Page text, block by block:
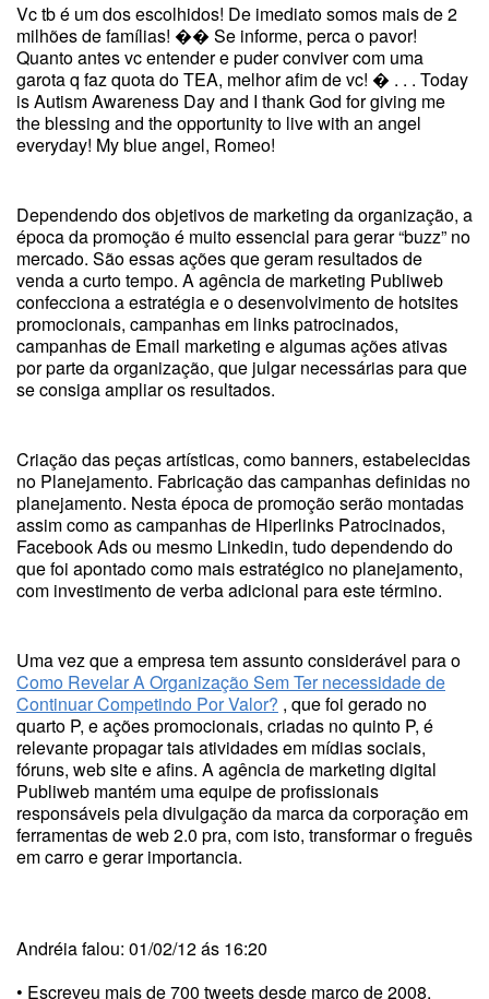
Vc tb é um dos escolhidos! De imediato somos mais de 2
milhões de famílias! �� Se informe, perca o pavor!
Quanto antes vc entender e puder conviver com uma
garota q faz quota do TEA, melhor afim de vc! � . . . Today
is Autism Awareness Day and I thank God for giving me
the blessing and the opportunity to live with an angel
everyday! My blue angel, Romeo!
Dependendo dos objetivos de marketing da organização, a
época da promoção é muito essencial para gerar “buzz” no
mercado. São essas ações que geram resultados de
venda a curto tempo. A agência de marketing Publiweb
confecciona a estratégia e o desenvolvimento de hotsites
promocionais, campanhas em links patrocinados,
campanhas de Email marketing e algumas ações ativas
por parte da organização, que julgar necessárias para que
se consiga ampliar os resultados.
Criação das peças artísticas, como banners, estabelecidas
no Planejamento. Fabricação das campanhas definidas no
planejamento. Nesta época de promoção serão montadas
assim como as campanhas de Hiperlinks Patrocinados,
Facebook Ads ou mesmo Linkedin, tudo dependendo do
que foi apontado como mais estratégico no planejamento,
com investimento de verba adicional para este término.
Uma vez que a empresa tem assunto considerável para o
Como Revelar A Organização Sem Ter necessidade de
Continuar Competindo Por Valor? , que foi gerado no
quarto P, e ações promocionais, criadas no quinto P, é
relevante propagar tais atividades em mídias sociais,
fóruns, web site e afins. A agência de marketing digital
Publiweb mantém uma equipe de profissionais
responsáveis pela divulgação da marca da corporação em
ferramentas de web 2.0 pra, com isto, transformar o freguês
em carro e gerar importancia.
Andréia falou: 01/02/12 ás 16:20
• Escreveu mais de 700 tweets desde março de 2008,